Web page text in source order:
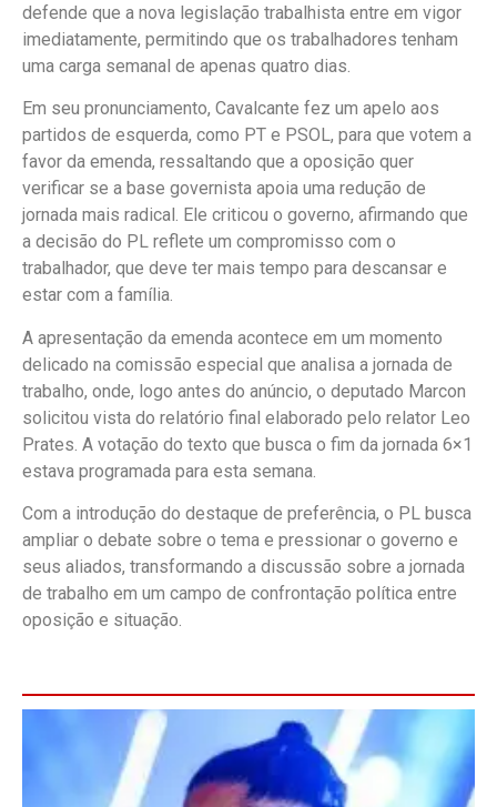
defende que a nova legislação trabalhista entre em vigor
imediatamente, permitindo que os trabalhadores tenham
uma carga semanal de apenas quatro dias.
Em seu pronunciamento, Cavalcante fez um apelo aos
partidos de esquerda, como PT e PSOL, para que votem a
favor da emenda, ressaltando que a oposição quer
verificar se a base governista apoia uma redução de
jornada mais radical. Ele criticou o governo, afirmando que
a decisão do PL reflete um compromisso com o
trabalhador, que deve ter mais tempo para descansar e
estar com a família.
A apresentação da emenda acontece em um momento
delicado na comissão especial que analisa a jornada de
trabalho, onde, logo antes do anúncio, o deputado Marcon
solicitou vista do relatório final elaborado pelo relator Leo
Prates. A votação do texto que busca o fim da jornada 6×1
estava programada para esta semana.
Com a introdução do destaque de preferência, o PL busca
ampliar o debate sobre o tema e pressionar o governo e
seus aliados, transformando a discussão sobre a jornada
de trabalho em um campo de confrontação política entre
oposição e situação.